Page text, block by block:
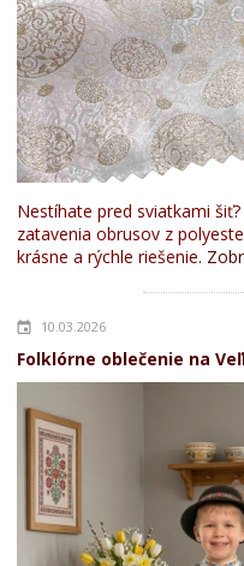
Nestíhate pred sviatkami
zatavenia obrusov z
krásne a rýchle riešenie.
10.03.2026
Folklórne oblečenie na